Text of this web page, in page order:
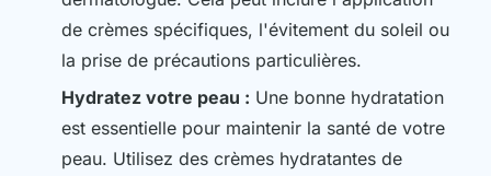
de crèmes spécifiques, l'évitement du soleil ou
la prise de précautions particulières.
Hydratez votre peau : Une bonne hydratation
est essentielle pour maintenir la santé de votre
peau. Utilisez des crèmes hydratantes de